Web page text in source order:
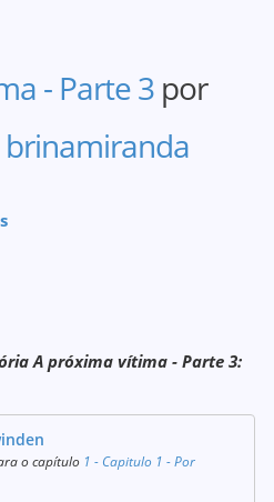
- Parte 3 por
brinamiranda
A próxima vítima - Parte 3:
o capítulo 1 - Capitulo 1 - Por